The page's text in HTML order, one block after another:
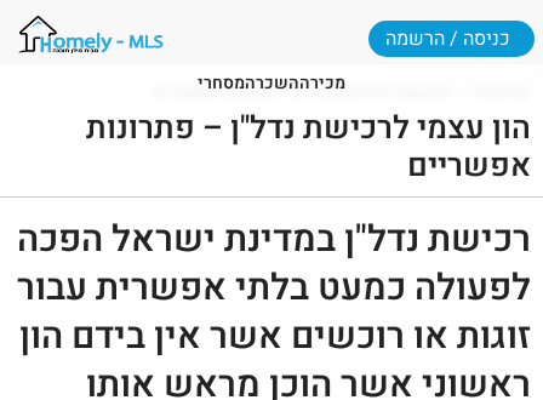
מכירההשכרהמסחרי
כניסה / הרשמה
הון עצמי לרכישת נדל"ן – פתרונות אפשריים
הון עצמי לרכישת נדל"ן – פתרונות
אפשריים
רכישת נדל"ן במדינת ישראל הפכה
לפעולה כמעט בלתי אפשרית עבור
זוגות או רוכשים אשר אין בידם הון
ראשוני אשר הוכן מראש אותו